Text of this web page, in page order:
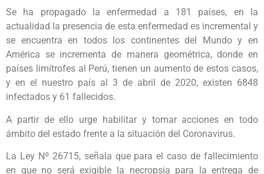
Se ha propagado la enfermedad a 181 países, en la
actualidad la presencia de esta enfermedad es incremental y
se encuentra en todos los continentes del Mundo y en
América se incrementa de manera geométrica, donde en
países limítrofes al Perú, tienen un aumento de estos casos,
y en el nuestro país al 3 de abril de 2020, existen 6848
infectados y 61 fallecidos.
A partir de ello urge habilitar y tomar acciones en todo
ámbito del estado frente a la situación del Coronavirus.
La Ley Nº 26715, señala que para el caso de fallecimiento
en que no será exigible la necropsia para la entrega de